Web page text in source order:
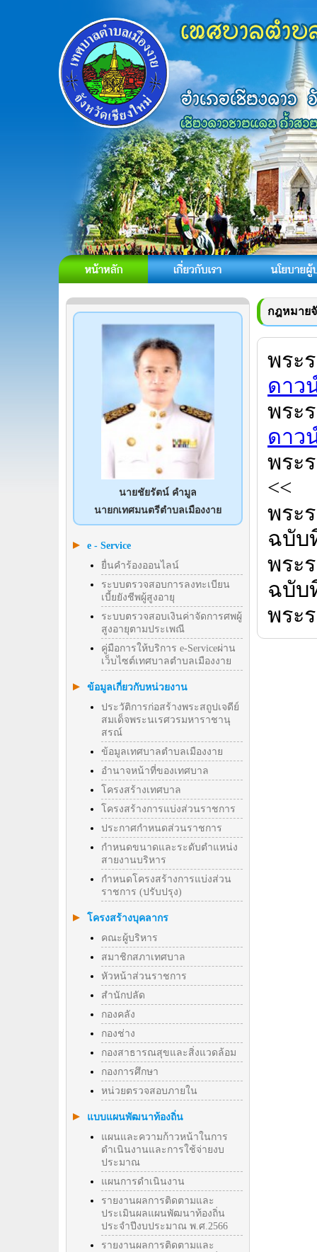
นายชัยรัตน์ คำมูล
นายกเทศมนตรีตำบลเมืองงาย
e - Service
ยื่นคำร้องออนไลน์
ระบบตรวจสอบการลงทะเบียน
เบี้ยยังชีพผู้สูงอายุ
ระบบตรวจสอบเงินค่าจัดการศพผู้
สูงอายุตามประเพณี
คู่มือการให้บริการ e-Serviceผ่าน
เว็บไซต์เทศบาลตำบลเมืองงาย
ข้อมูลเกี่ยวกับหน่วยงาน
ประวัติการก่อสร้างพระสถูปเจดีย์
สมเด็จพระนเรศวรมหาราชานุ
สรณ์
ข้อมูลเทศบาลตำบลเมืองงาย
อำนาจหน้าที่ของเทศบาล
โครงสร้างเทศบาล
โครงสร้างการแบ่งส่วนราชการ
ประกาศกำหนดส่วนราชการ
กำหนดขนาดและระดับตำแหน่ง
สายงานบริหาร
กำหนดโครงสร้างการแบ่งส่วน
ราชการ (ปรับปรุง)
โครงสร้างบุคลากร
คณะผู้บริหาร
สมาชิกสภาเทศบาล
หัวหน้าส่วนราชการ
สำนักปลัด
กองคลัง
กองช่าง
กองสาธารณสุขและสิ่งแวดล้อม
กองการศึกษา
หน่วยตรวจสอบภายใน
แบบแผนพัฒนาท้องถิ่น
แผนและความก้าวหน้าในการ
ดำเนินงานและการใช้จ่ายงบ
ประมาณ
แผนการดำเนินงาน
รายงานผลการติดตามและ
ประเมินผลแผนพัฒนาท้องถิ่น
ประจำปีงบประมาณ พ.ศ.2566
รายงานผลการติดตามและ
กฎหมาย
พระ
ดาว
พระ
ดาว
พระ
<<
พระ
ฉบับ
พระ
ฉบับ
พระ